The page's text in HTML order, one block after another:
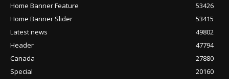
Home Banner Feature
53426
Home Banner Slider
53415
Latest news
49802
Header
47794
Canada
27880
Special
20160